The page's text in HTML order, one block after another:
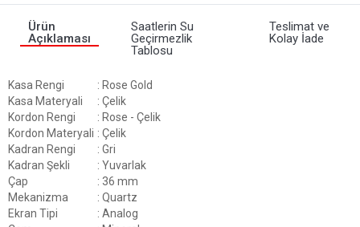
Ürün
Açıklaması
Saatlerin Su
Geçirmezlik
Tablosu
Teslimat ve
Kolay İade
Kasa Rengi
: Rose Gold
Kasa Materyali
: Çelik
Kordon Rengi
: Rose - Çelik
Kordon Materyali : Çelik
Kadran Rengi
: Gri
Kadran Şekli
: Yuvarlak
Çap
: 36 mm
Mekanizma
: Quartz
Ekran Tipi
: Analog